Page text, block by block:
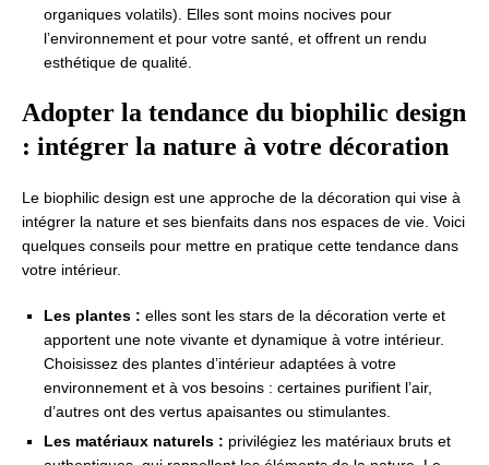
organiques volatils). Elles sont moins nocives pour
l’environnement et pour votre santé, et offrent un rendu
esthétique de qualité.
Adopter la tendance du biophilic design
: intégrer la nature à votre décoration
Le biophilic design est une approche de la décoration qui vise à
intégrer la nature et ses bienfaits dans nos espaces de vie. Voici
quelques conseils pour mettre en pratique cette tendance dans
votre intérieur.
Les plantes : elles sont les stars de la décoration verte et
apportent une note vivante et dynamique à votre intérieur.
Choisissez des plantes d’intérieur adaptées à votre
environnement et à vos besoins : certaines purifient l’air,
d’autres ont des vertus apaisantes ou stimulantes.
Les matériaux naturels : privilégiez les matériaux bruts et